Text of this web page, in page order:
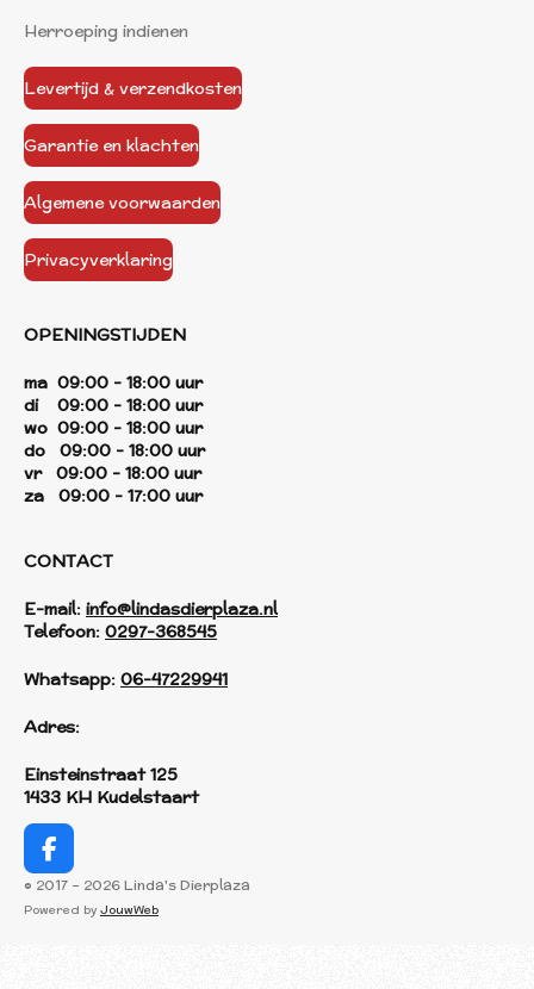
Herroeping indienen
Levertijd & verzendkosten
Garantie en klachten
Algemene voorwaarden
Privacyverklaring
OPENINGSTIJDEN
ma 09:00 - 18:00 uur
di 09:00 - 18:00 uur
wo 09:00 - 18:00 uur
do 09:00 - 18:00 uur
vr 09:00 - 18:00 uur
za 09:00 - 17:00 uur
CONTACT
E-mail: info@lindasdierplaza.nl
Telefoon: 0297-368545
Whatsapp: 06-47229941
Adres:
Einsteinstraat 125
1433 KH Kudelstaart
F
a
c
© 2017 - 2026 Linda's Dierplaza
Powered by JouwWeb